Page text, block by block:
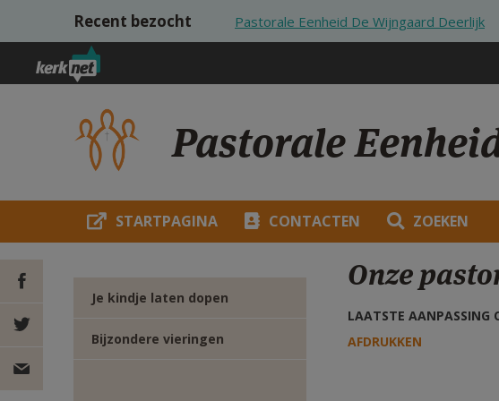
Overslaan en naar de inhoud gaan
Recent bezocht Pastorale Eenheid De Wijngaard Deerlijk
Pastorale
STARTPAGINA CONTACTEN ZOEKEN
DEEL OP
FACEBOOK
DEEL OP
Je kindje laten dopen
Bijzondere vieringen
Onze
LAATSTE AANPASSING
AFDRUKKEN